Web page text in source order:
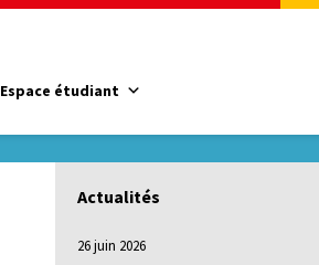
Espace étudiant
Actualités
26 juin 2026